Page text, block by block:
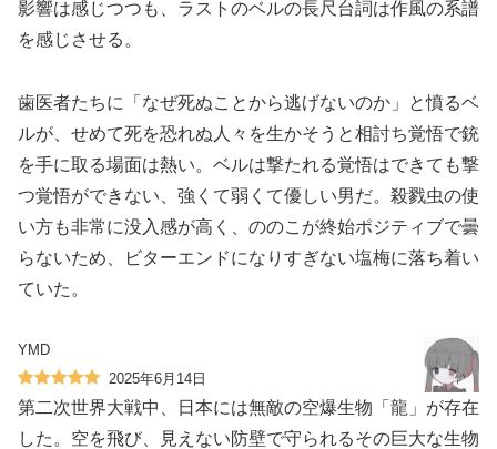
影響は感じつつも、ラストのベルの長尺台詞は作風の系譜
を感じさせる。
歯医者たちに「なぜ死ぬことから逃げないのか」と憤るベ
ルが、せめて死を恐れぬ人々を生かそうと相討ち覚悟で銃
を手に取る場面は熱い。ベルは撃たれる覚悟はできても撃
つ覚悟ができない、強くて弱くて優しい男だ。殺戮虫の使
い方も非常に没入感が高く、ののこが終始ポジティブで曇
らないため、ビターエンドになりすぎない塩梅に落ち着い
ていた。
YMD
2025年6月14日
第二次世界大戦中、日本には無敵の空爆生物「龍」が存在
した。空を飛び、見えない防壁で守られるその巨大な生物